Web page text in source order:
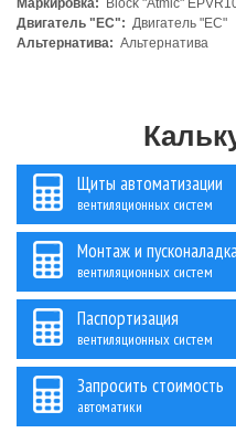
Маркировка:
Block "Atmic"
Двигатель "ЕС": Двигатель "ЕС"
Альтернатива: Альтернатива
Щиты автоматизации
вентиляционных систем
Монтаж и
вентиляционных систем
Паспортизация
вентиляционных систем
Запросить стоимость
автоматики